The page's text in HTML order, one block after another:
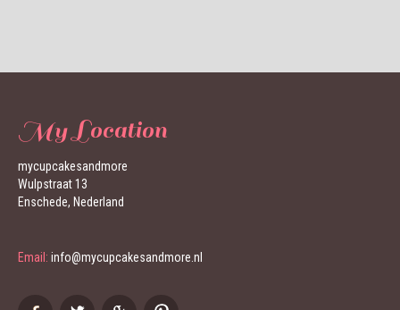
My Location
mycupcakesandmore
Wulpstraat 13
Enschede, Nederland
Email: info@mycupcakesandmore.nl